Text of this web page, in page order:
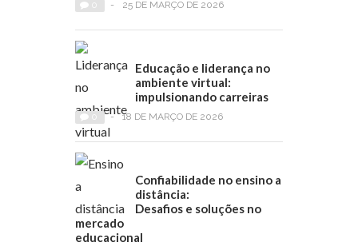
- 25 DE MARÇO DE 2026
Educação e liderança no
ambiente virtual:
impulsionando carreiras
- 18 DE MARÇO DE 2026
Confiabilidade no ensino a
distância:
Desafios e soluções no
mercado
educacional